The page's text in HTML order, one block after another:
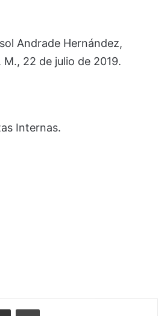
Andrade Hernández,
22 de julio de 2019.
Internas.
Compartir por correo electrónicoImprimir